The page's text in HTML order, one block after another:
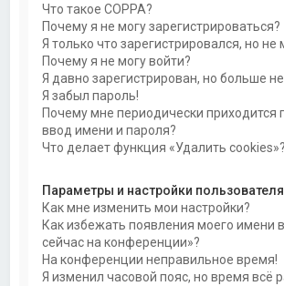
Что такое COPPA?
Почему я не могу зарегистрироваться?
Я только что зарегистрировался, но не
Почему я не могу войти?
Я давно зарегистрирован, но больше
Я забыл пароль!
Почему мне периодически приходится
ввод имени и пароля?
Что делает функция «Удалить cookies»?
Параметры и настройки пользователя
Как мне изменить мои настройки?
Как избежать появления моего имени
сейчас на конференции»?
На конференции неправильное время!
Я изменил часовой пояс, но время всё